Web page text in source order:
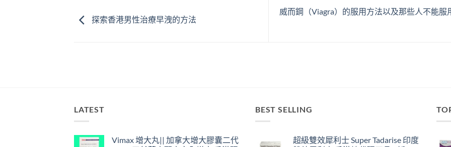
探索香港男性治療早洩的方法
威而鋼（Viagra）的服用方法以及那些人不能服
LATEST
Vimax 增大丸|| 加拿大增大膠囊二代
BEST SELLING
超級雙效犀利士 Super Tadarise 印度